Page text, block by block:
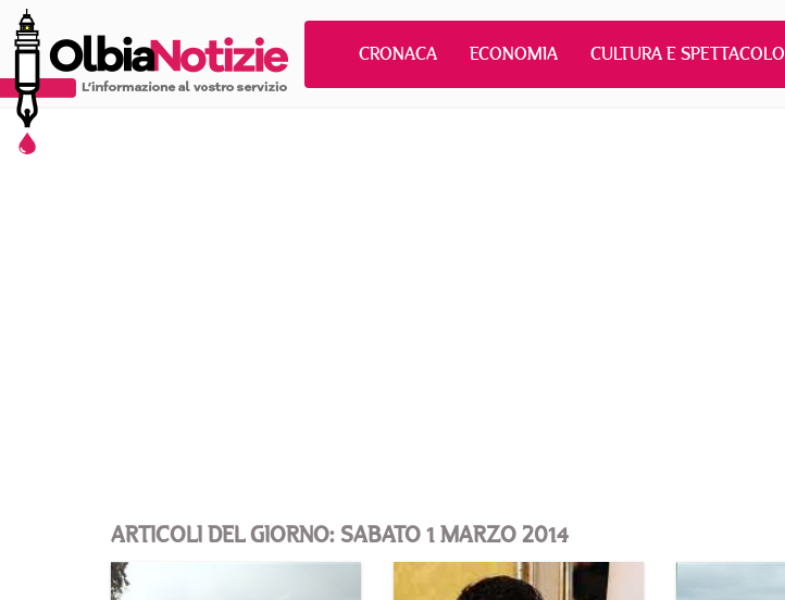
CRONACA ECONOMIA CULTURA E SPETTACOLO
ARTICOLI DEL GIORNO: SABATO 1 MARZO 2014